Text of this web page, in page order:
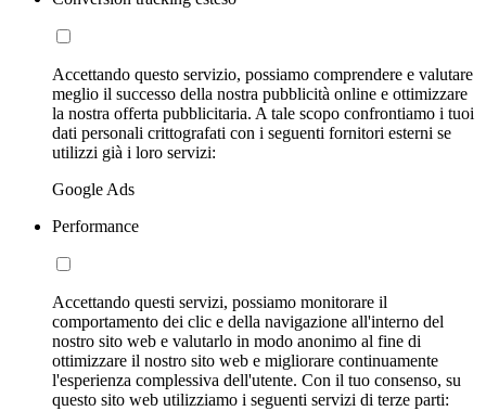
Accettando questo servizio, possiamo comprendere e valutare
meglio il successo della nostra pubblicità online e ottimizzare
la nostra offerta pubblicitaria. A tale scopo confrontiamo i tuoi
dati personali crittografati con i seguenti fornitori esterni se
utilizzi già i loro servizi:
Google Ads
Performance
Accettando questi servizi, possiamo monitorare il
comportamento dei clic e della navigazione all'interno del
nostro sito web e valutarlo in modo anonimo al fine di
ottimizzare il nostro sito web e migliorare continuamente
l'esperienza complessiva dell'utente. Con il tuo consenso, su
questo sito web utilizziamo i seguenti servizi di terze parti: